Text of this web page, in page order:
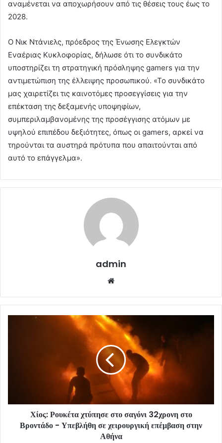
αναμένεται να αποχωρήσουν από τις θέσεις τους έως το
2028.
Ο Νικ Ντάνιελς, πρόεδρος της Ένωσης Ελεγκτών
Εναέριας Κυκλοφορίας, δήλωσε ότι το συνδικάτο
υποστηρίζει τη στρατηγική πρόσληψης gamers για την
αντιμετώπιση της έλλειψης προσωπικού. «Το συνδικάτο
μας χαιρετίζει τις καινοτόμες προσεγγίσεις για την
επέκταση της δεξαμενής υποψηφίων,
συμπεριλαμβανομένης της προσέγγισης ατόμων με
υψηλού επιπέδου δεξιότητες, όπως οι gamers, αρκεί να
τηρούνται τα αυστηρά πρότυπα που απαιτούνται από
αυτό το επάγγελμα».
admin
Χίος: Ρουκέτα χτύπησε στο σαγόνι 32χρονη στο
Βροντάδο - Υπεβλήθη σε χειρουργική επέμβαση στην
Αθήνα